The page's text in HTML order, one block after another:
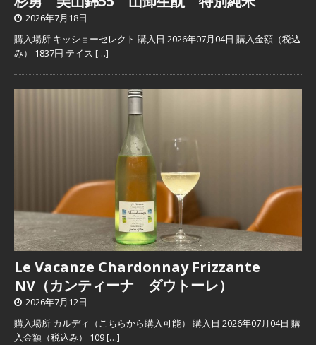
2026年7月18日
購入場所 キッショーセレクト 購入日 2026年07月04日 購入金額（税込
み） 1837円 テイス […]
Le Vacanze Chardonnay Frizzante
NV（カンティーナ ダウトーレ）
2026年7月12日
購入場所 カルディ（こちらから購入可能） 購入日 2026年07月04日 購
入金額（税込み） 109[…]